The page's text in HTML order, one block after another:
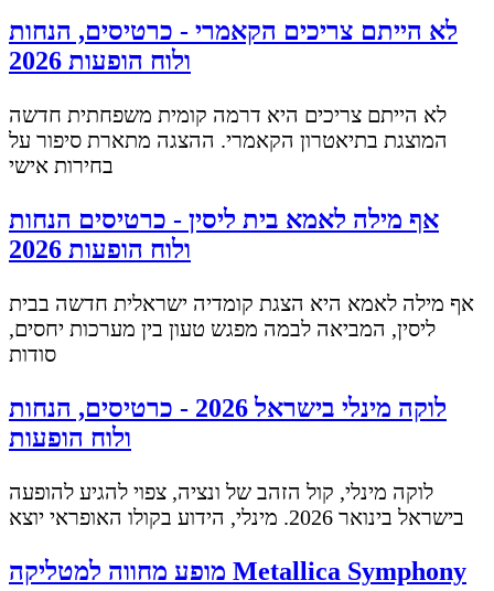
לא הייתם צריכים הקאמרי - כרטיסים, הנחות
ולוח הופעות 2026
לא הייתם צריכים היא דרמה קומית משפחתית חדשה
המוצגת בתיאטרון הקאמרי. ההצגה מתארת סיפור על
בחירות אישי
אף מילה לאמא בית ליסין - כרטיסים הנחות
ולוח הופעות 2026
אף מילה לאמא היא הצגת קומדיה ישראלית חדשה בבית
ליסין, המביאה לבמה מפגש טעון בין מערכות יחסים,
סודות
לוקה מינלי בישראל 2026 - כרטיסים, הנחות
ולוח הופעות
לוקה מינלי, קול הזהב של ונציה, צפוי להגיע להופעה
בישראל בינואר 2026. מינלי, הידוע בקולו האופראי יוצא
מופע מחווה למטליקה Metallica Symphony